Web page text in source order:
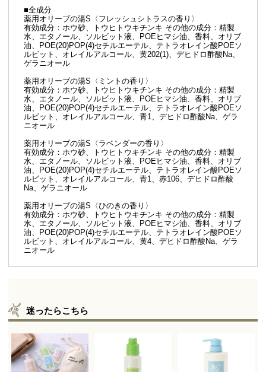
■全成分
薬用オリーブの湯S〈フレッシュシトラスの香り〉
有効成分：ホウ砂、トウヒトウキチンキ その他の成分：精製
水、エタノール、ソルビット液、POEヒマシ油、香料、オリブ
油、POE(20)POP(4)セチルエーテル、テトラオレイン酸POEソ
ルビット、オレイルアルコール、黄202(1)、デヒドロ酢酸Na、
ゲラニオール
薬用オリーブの湯S〈ミントの香り〉
有効成分：ホウ砂、トウヒトウキチンキ その他の成分：精製
水、エタノール、ソルビット液、POEヒマシ油、香料、オリブ
油、POE(20)POP(4)セチルエーテル、テトラオレイン酸POEソ
ルビット、オレイルアルコール、青1、デヒドロ酢酸Na、ゲラ
ニオール
薬用オリーブの湯S〈ラベンダーの香り〉
有効成分：ホウ砂、トウヒトウキチンキ その他の成分：精製
水、エタノール、ソルビット液、POEヒマシ油、香料、オリブ
油、POE(20)POP(4)セチルエーテル、テトラオレイン酸POEソ
ルビット、オレイルアルコール、青1、赤106、デヒドロ酢酸
Na、ゲラニオール
薬用オリーブの湯S〈ひのきの香り〉
有効成分：ホウ砂、トウヒトウキチンキ その他の成分：精製
水、エタノール、ソルビット液、POEヒマシ油、香料、オリブ
油、POE(20)POP(4)セチルエーテル、テトラオレイン酸POEソ
ルビット、オレイルアルコール、黄4、デヒドロ酢酸Na、ゲラ
ニオール
迷ったらこちら